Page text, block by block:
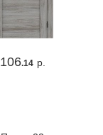
106.14 р.